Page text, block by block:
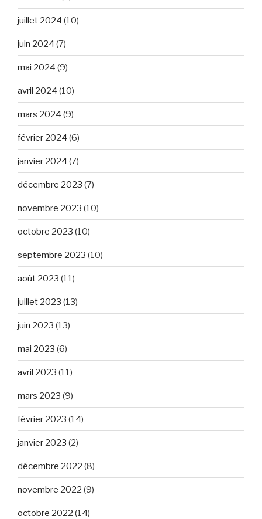
juillet 2024 (10)
juin 2024 (7)
mai 2024 (9)
avril 2024 (10)
mars 2024 (9)
février 2024 (6)
janvier 2024 (7)
décembre 2023 (7)
novembre 2023 (10)
octobre 2023 (10)
septembre 2023 (10)
août 2023 (11)
juillet 2023 (13)
juin 2023 (13)
mai 2023 (6)
avril 2023 (11)
mars 2023 (9)
février 2023 (14)
janvier 2023 (2)
décembre 2022 (8)
novembre 2022 (9)
octobre 2022 (14)